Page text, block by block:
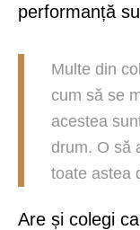
performanță
Multe din
cum să se
acestea
drum. O să
toate astea
Are și colegi